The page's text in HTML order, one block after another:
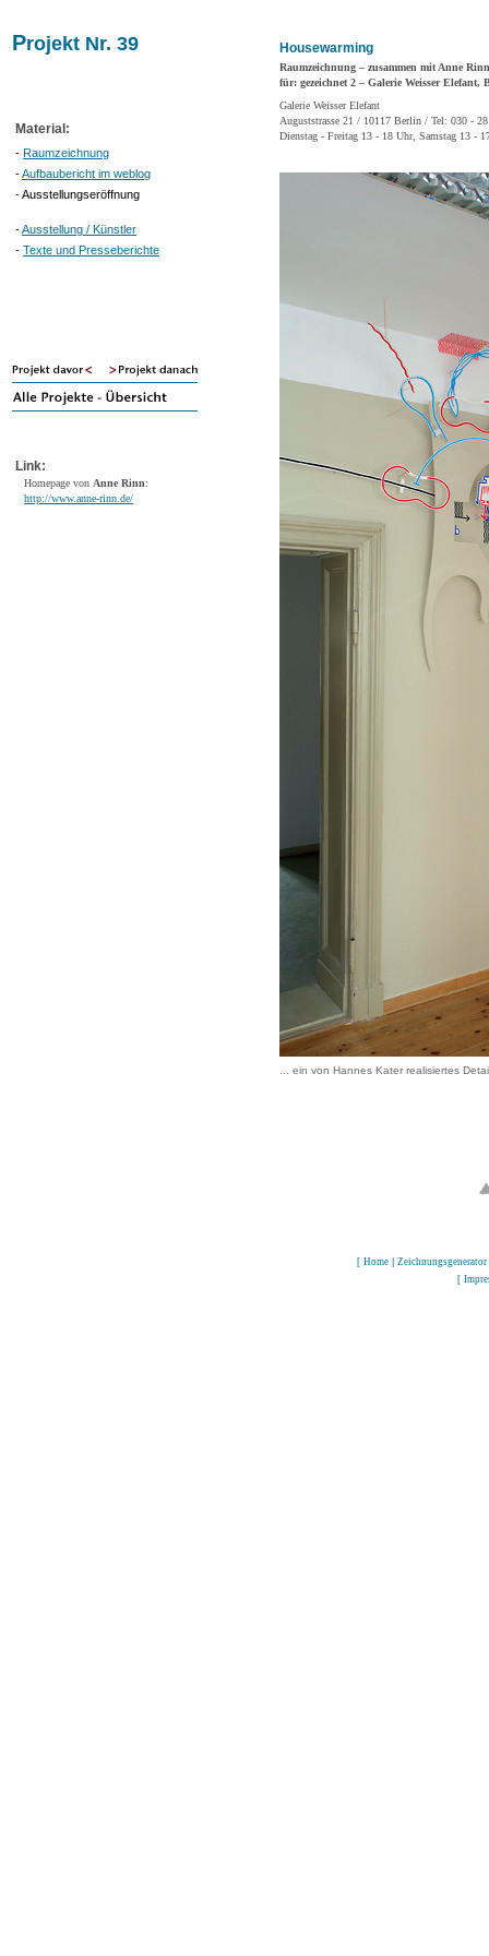
Projekt Nr. 39
Material:
- Raumzeichnung
-Aufbaubericht im weblog
- Ausstellungseröffnung
-Ausstellung / Künstler
- Texte und Presseberichte
Link:
Homepage von Anne Rinn:
http://www.anne-rinn.de/
Housewarming
Raumzeichnung – zusammen mit Anne Rinn
für: gezeichnet 2 – Galerie Weisser Elefant,
Galerie Weisser Elefant
Auguststrasse 21 / 10117 Berlin / Tel: 030 -
Dienstag - Freitag 13 - 18 Uhr, Samstag 13 -
... ein von Hannes Kater realisiertes
[ Home| Zeichnungsgenerator
[